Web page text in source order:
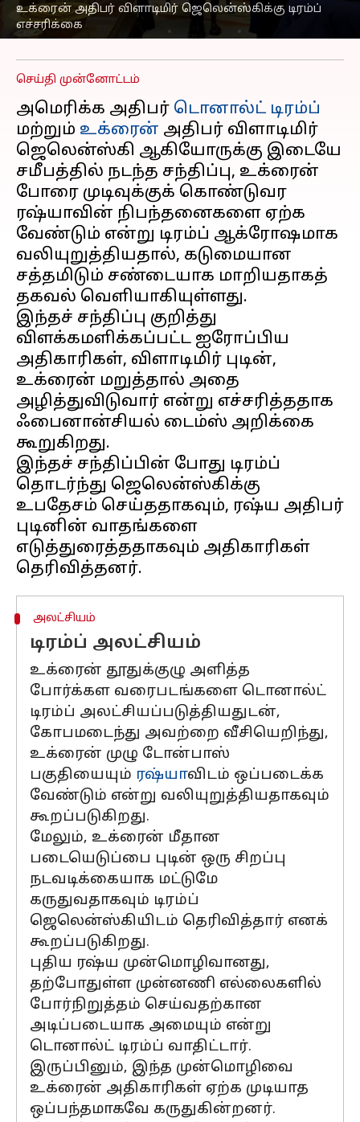
உக்ரைன் அதிபர் விளாடிமிர் ஜெலென்ஸ்கிக்கு டிரம்ப்
எச்சரிக்கை
எழுதியவர் Sekar Chinnappan 07:19 pm
செய்தி முன்னோட்டம்
அமெரிக்க அதிபர் டொனால்ட் டிரம்ப்
மற்றும் உக்ரைன் அதிபர் விளாடிமிர்
ஜெலென்ஸ்கி ஆகியோருக்கு இடையே
சமீபத்தில் நடந்த சந்திப்பு, உக்ரைன்
போரை முடிவுக்குக் கொண்டுவர
ரஷ்யாவின் நிபந்தனைகளை ஏற்க
வேண்டும் என்று டிரம்ப் ஆக்ரோஷமாக
வலியுறுத்தியதால், கடுமையான
சத்தமிடும் சண்டையாக மாறியதாகத்
தகவல் வெளியாகியுள்ளது.
இந்தச் சந்திப்பு குறித்து
விளக்கமளிக்கப்பட்ட ஐரோப்பிய
அதிகாரிகள், விளாடிமிர் புடின்,
உக்ரைன் மறுத்தால் அதை
அழித்துவிடுவார் என்று எச்சரித்ததாக
ஃபைனான்சியல் டைம்ஸ் அறிக்கை
கூறுகிறது.
இந்தச் சந்திப்பின் போது டிரம்ப்
தொடர்ந்து ஜெலென்ஸ்கிக்கு
உபதேசம் செய்ததாகவும், ரஷ்ய அதிபர்
புடினின் வாதங்களை
எடுத்துரைத்ததாகவும் அதிகாரிகள்
அலட்சியம்
டிரம்ப் அலட்சியம்
உக்ரைன் தூதுக்குழு அளித்த
போர்க்கள வரைபடங்களை டொனால்ட்
டிரம்ப் அலட்சியப்படுத்தியதுடன்,
கோபமடைந்து அவற்றை வீசியெறிந்து,
உக்ரைன் முழு டோன்பாஸ்
பகுதியையும் ரஷ்யாவிடம் ஒப்படைக்க
வேண்டும் என்று வலியுறுத்தியதாகவும்
கூறப்படுகிறது.
மேலும், உக்ரைன் மீதான
படையெடுப்பை புடின் ஒரு சிறப்பு
நடவடிக்கையாக மட்டுமே
கருதுவதாகவும் டிரம்ப்
ஜெலென்ஸ்கியிடம் தெரிவித்தார் எனக்
கூறப்படுகிறது.
புதிய ரஷ்ய முன்மொழிவானது,
தற்போதுள்ள முன்னணி எல்லைகளில்
போர்நிறுத்தம் செய்வதற்கான
அடிப்படையாக அமையும் என்று
டொனால்ட் டிரம்ப் வாதிட்டார்.
இருப்பினும், இந்த முன்மொழிவை
உக்ரைன் அதிகாரிகள் ஏற்க முடியாத
ஒப்பந்தமாகவே கருதுகின்றனர்.